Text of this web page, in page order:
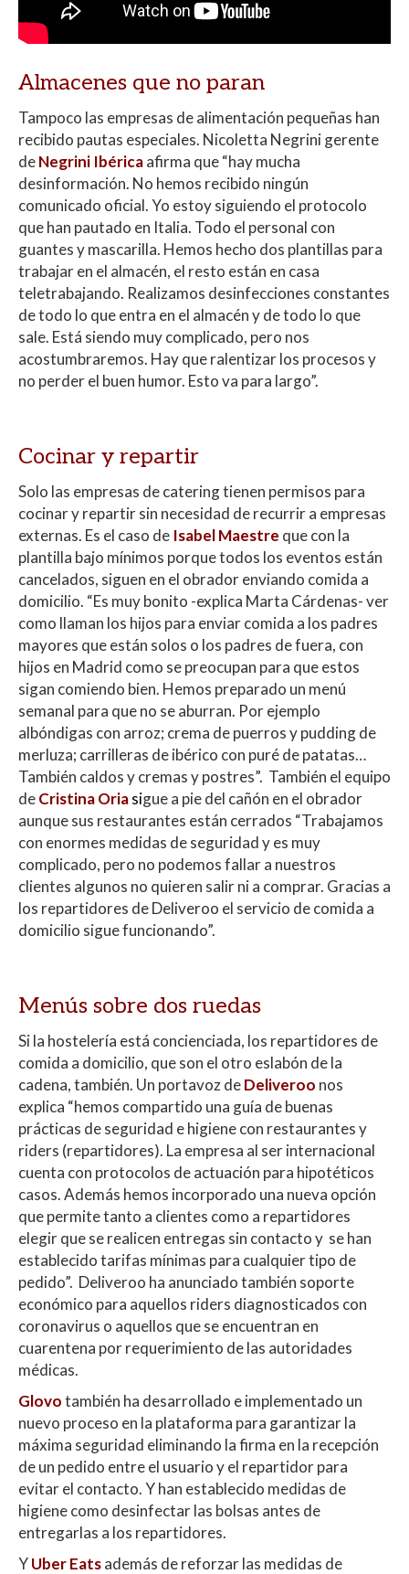
Almacenes que no paran
Tampoco las empresas de alimentación pequeñas han
recibido pautas especiales. Nicoletta Negrini gerente
deNegrini Ibéricaafirma que “hay mucha
desinformación. No hemos recibido ningún
comunicado oficial. Yo estoy siguiendo el protocolo
que han pautado en Italia. Todo el personal con
guantes y mascarilla. Hemos hecho dos plantillas para
trabajar en el almacén, el resto están en casa
teletrabajando. Realizamos desinfecciones constantes
de todo lo que entra en el almacén y de todo lo que
sale. Está siendo muy complicado, pero nos
acostumbraremos. Hay que ralentizar los procesos y
no perder el buen humor. Esto va para largo”.
Cocinar y repartir
Solo las empresas de catering tienen permisos para
cocinar y repartir sin necesidad de recurrir a empresas
externas. Es el caso de Isabel Maestre que con la
plantilla bajo mínimos porque todos los eventos están
cancelados, siguen en el obrador enviando comida a
domicilio. “Es muy bonito -explica Marta Cárdenas- ver
como llaman los hijos para enviar comida a los padres
mayores que están solos o los padres de fuera, con
hijos en Madrid como se preocupan para que estos
sigan comiendo bien. Hemos preparado un menú
semanal para que no se aburran. Por ejemplo
albóndigas con arroz; crema de puerros y pudding de
merluza; carrilleras de ibérico con puré de patatas…
También caldos y cremas y postres”. También el equipo
deCristina Oriasigue a pie del cañón en el obrador
aunque sus restaurantes están cerrados “Trabajamos
con enormes medidas de seguridad y es muy
complicado, pero no podemos fallar a nuestros
clientes algunos no quieren salir ni a comprar. Gracias a
los repartidores de Deliveroo el servicio de comida a
domicilio sigue funcionando”.
Menús sobre dos ruedas
Si la hostelería está concienciada, los repartidores de
comida a domicilio, que son el otro eslabón de la
cadena, también. Un portavoz deDeliveroo nos
explica “hemos compartido una guía de buenas
prácticas de seguridad e higiene con restaurantes y
riders (repartidores). La empresa al ser internacional
cuenta con protocolos de actuación para hipotéticos
casos. Además hemos incorporado una nueva opción
que permite tanto a clientes como a repartidores
elegir que se realicen entregas sin contacto y se han
establecido tarifas mínimas para cualquier tipo de
pedido”. Deliveroo ha anunciado también soporte
económico para aquellos riders diagnosticados con
coronavirus o aquellos que se encuentran en
cuarentena por requerimiento de las autoridades
médicas.
Glovotambién ha desarrollado e implementado un
nuevo proceso en la plataforma para garantizar la
máxima seguridad eliminando la firma en la recepción
de un pedido entre el usuario y el repartidor para
evitar el contacto. Y han establecido medidas de
higiene como desinfectar las bolsas antes de
entregarlas a los repartidores.
YUber Eatsademás de reforzar las medidas de